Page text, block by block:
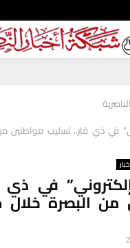
في ذي قار.. تسليب مواطنين
في ذي
من البصرة